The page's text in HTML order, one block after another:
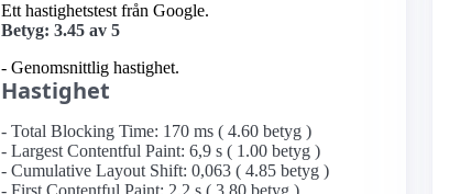
Ett hastighetstest från Google.
Betyg: 3.45 av 5
- Genomsnittlig hastighet.
Hastighet
- Total Blocking Time: 170 ms ( 4.60 betyg )
- Largest Contentful Paint: 6,9 s ( 1.00 betyg )
- Cumulative Layout Shift: 0,063 ( 4.85 betyg )
- First Contentful Paint: 2,2 s ( 3.80 betyg )